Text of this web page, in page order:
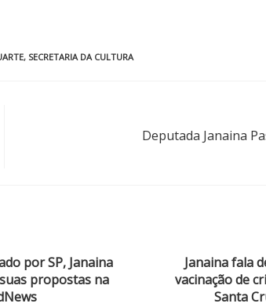
, SECRETARIA DA CULTURA
Deputada Janaina
por SP, Janaina
propostas na
Janaina fala
vacinação de
Santa